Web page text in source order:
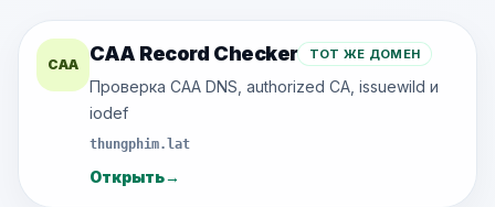
CAA CAA Record Checker ТОТ ЖЕ ДОМЕН
Проверка CAA DNS, authorized CA, issuewild и
iodef
thungphim.lat
Открыть→